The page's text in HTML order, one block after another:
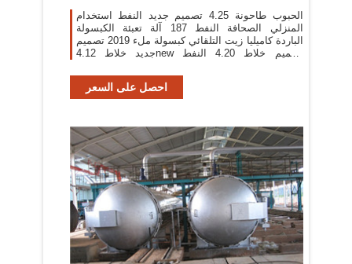
الحبوب طاحونة 4.25 تصميم جديد النفط استخدام
المنزلي الصحافة النفط 187 آلة تعبئة الكبسولة
الباردة كاميليا زيت التلقائي كبسولة ملء 2019 تصميم
جديد خلاط 4.12new تصميم خلاط 4.20 النفط
احصل على السعر